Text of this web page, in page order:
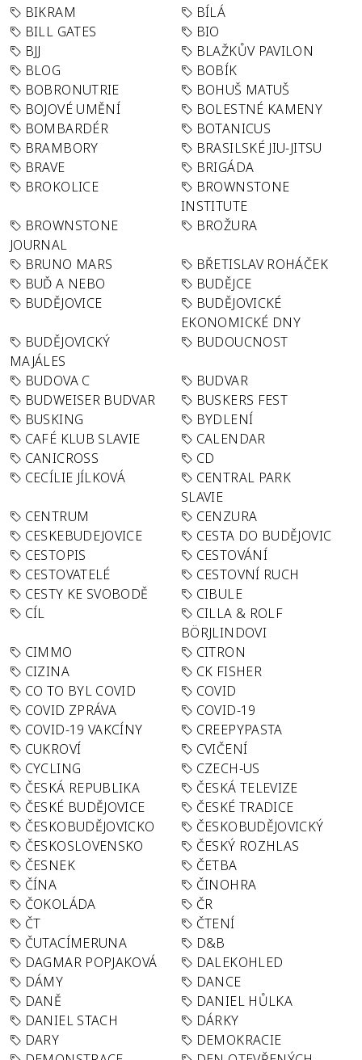
BIKRAM
BÍLÁ
BILL GATES
BIO
BJJ
BLAŽKŮV PAVILON
BLOG
BOBÍK
BOBRONUTRIE
BOHUŠ MATUŠ
BOJOVÉ UMĚNÍ
BOLESTNÉ KAMENY
BOMBARDÉR
BOTANICUS
BRAMBORY
BRASILSKÉ JIU-JITSU
BRAVE
BRIGÁDA
BROKOLICE
BROWNSTONE
INSTITUTE
BROWNSTONE
JOURNAL
BROŽURA
BRUNO MARS
BŘETISLAV ROHÁČEK
BUĎ A NEBO
BUDĚJCE
BUDĚJOVICE
BUDĚJOVICKÉ
EKONOMICKÉ DNY
BUDĚJOVICKÝ
MAJÁLES
BUDOUCNOST
BUDOVA C
BUDVAR
BUDWEISER BUDVAR
BUSKERS FEST
BUSKING
BYDLENÍ
CAFÉ KLUB SLAVIE
CALENDAR
CANICROSS
CD
CECÍLIE JÍLKOVÁ
CENTRAL PARK
SLAVIE
CENTRUM
CENZURA
CESKEBUDEJOVICE
CESTA DO BUDĚJOVIC
CESTOPIS
CESTOVÁNÍ
CESTOVATELÉ
CESTOVNÍ RUCH
CESTY KE SVOBODĚ
CIBULE
CÍL
CILLA & ROLF
BÖRJLINDOVI
CIMMO
CITRON
CIZINA
CK FISHER
CO TO BYL COVID
COVID
COVID ZPRÁVA
COVID-19
COVID-19 VAKCÍNY
CREEPYPASTA
CUKROVÍ
CVIČENÍ
CYCLING
CZECH-US
ČESKÁ REPUBLIKA
ČESKÁ TELEVIZE
ČESKÉ BUDĚJOVICE
ČESKÉ TRADICE
ČESKOBUDĚJOVICKO
ČESKOBUDĚJOVICKÝ
ČESKOSLOVENSKO
ČESKÝ ROZHLAS
ČESNEK
ČETBA
ČÍNA
ČINOHRA
ČOKOLÁDA
ČR
ČT
ČTENÍ
ČUTACÍMERUNA
D&B
DAGMAR POPJAKOVÁ
DALEKOHLED
DÁMY
DANCE
DANĚ
DANIEL HŮLKA
DANIEL STACH
DÁRKY
DARY
DEMOKRACIE